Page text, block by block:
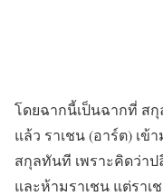
โดยฉากนี้เป็นฉากที่ สกุ
แล้ว ราเชน (อาร์ต) เข้
สกุลทันที เพราะคิดว่า
และห้ามราเชน แต่ราเ